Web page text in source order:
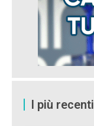
I più recenti